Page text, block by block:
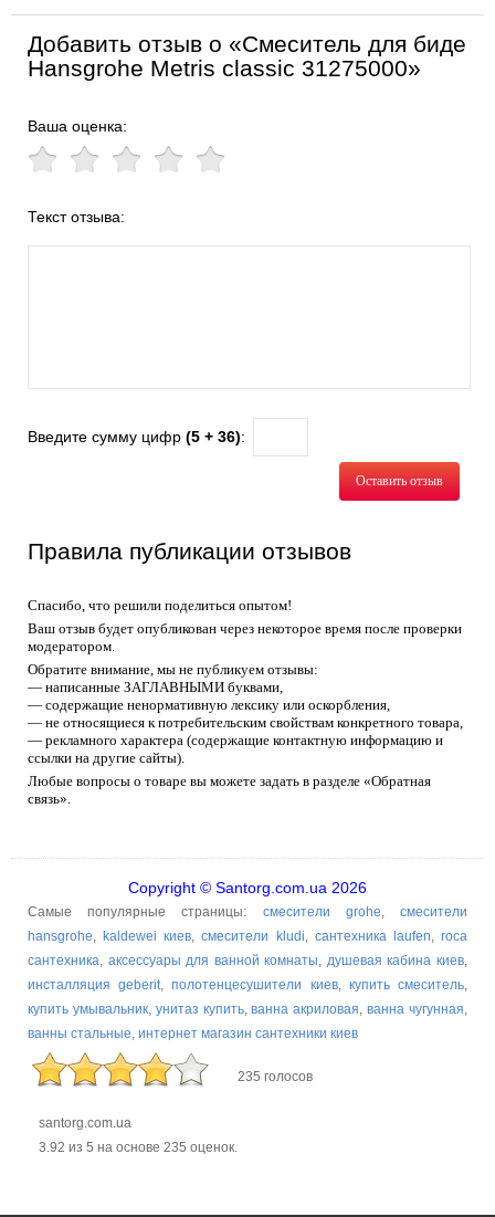
Добавить отзыв о «Смеситель для биде
Hansgrohe Metris classic 31275000»
Ваша оценка:
Текст отзыва:
Введите сумму цифр (5 + 36):
Оставить отзыв
Правила публикации отзывов
Спасибо, что решили поделиться опытом!
Ваш отзыв будет опубликован через некоторое время после проверки
модератором.
Обратите внимание, мы не публикуем отзывы:
— написанные ЗАГЛАВНЫМИ буквами,
— содержащие ненормативную лексику или оскорбления,
— не относящиеся к потребительским свойствам конкретного товара,
— рекламного характера (содержащие контактную информацию и
ссылки на другие сайты).
Любые вопросы о товаре вы можете задать в разделе «Обратная
связь».
Copyright © Santorg.com.ua 2026
Самые популярные страницы: смесители grohe,смесители
hansgrohe, kaldewei киев,смесители kludi, сантехника laufen,roca
сантехника, аксессуары для ванной комнаты, душевая кабина киев,
инсталляция geberit,полотенцесушители киев, купить смеситель,
купить умывальник, унитаз купить,ванна акриловая,ванна чугунная,
ванны стальные, интернет магазин сантехники киев
235 голосов
santorg.com.ua
3.92 из 5 на основе 235 оценок.